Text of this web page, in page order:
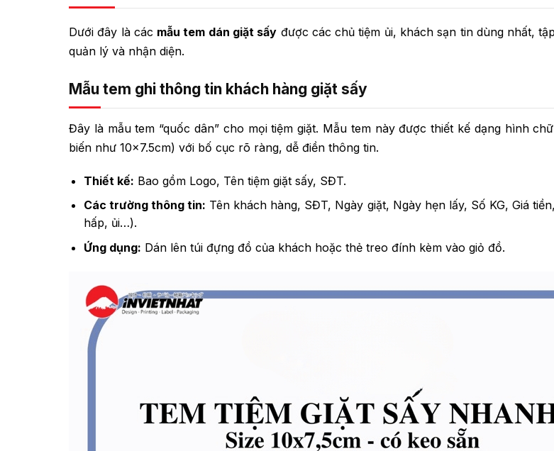
Dưới đây là các mẫu tem dán giặt sấy được các chủ tiệm ủi, khách sạn tin dùng nhất,
quản lý và nhận diện.
Mẫu tem ghi thông tin khách hàng giặt sấy
Đây là mẫu tem “quốc dân” cho mọi tiệm giặt. Mẫu tem này được thiết kế dạng hình
biến như 10×7.5cm) với bố cục rõ ràng, dễ điền thông tin.
Thiết kế: Bao gồm Logo, Tên tiệm giặt sấy, SĐT.
Các trường thông tin: Tên khách hàng, SĐT, Ngày giặt, Ngày hẹn lấy, Số KG, Giá
hấp, ủi…).
Ứng dụng: Dán lên túi đựng đồ của khách hoặc thẻ treo đính kèm vào giỏ đồ.